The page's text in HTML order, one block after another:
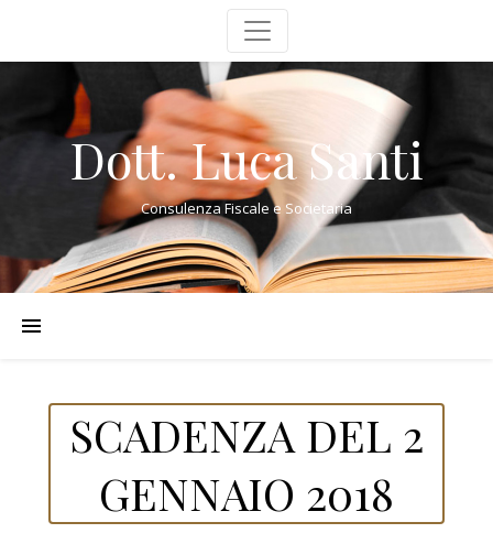
Dott. Luca Santi
Consulenza Fiscale e Societaria
SCADENZA DEL 2
GENNAIO 2018